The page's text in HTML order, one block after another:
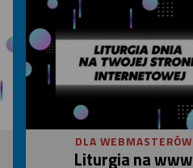
DLA WEBMASTERÓW
Liturgia na www